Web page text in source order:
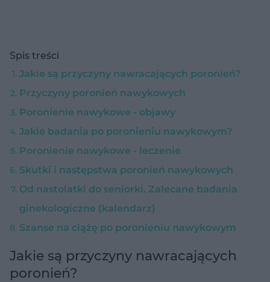
Spis treści
Jakie są przyczyny nawracających poronień?
Przyczyny poronień nawykowych
Poronienie nawykowe - objawy
Jakie badania po poronieniu nawykowym?
Poronienie nawykowe - leczenie
Skutki i następstwa poronień nawykowych
Od nastolatki do seniorki. Zalecane badania
ginekologiczne (kalendarz)
Szanse na ciążę po poronieniu nawykowym
Jakie są przyczyny nawracających
poronień?